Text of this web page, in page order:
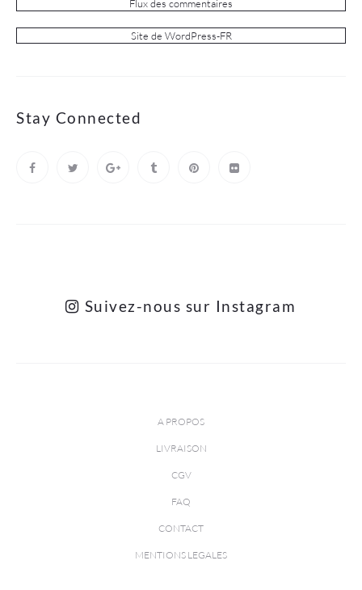
Flux des commentaires
Site de WordPress-FR
Stay Connected
Suivez-nous sur Instagram
A PROPOS
LIVRAISON
CGV
FAQ
CONTACT
MENTIONS LEGALES